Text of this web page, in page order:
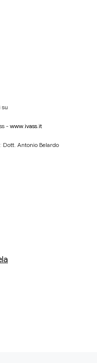
su
- www.ivass.it
Dott. Antonio Belardo